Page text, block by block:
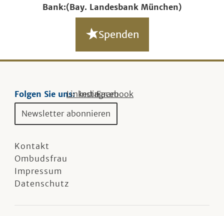
Bank:(Bay. Landesbank München)
Spenden
Folgen Sie uns:Linkedin
Instagram
Facebook
Newsletter abonnieren
Kontakt
Ombudsfrau
Impressum
Datenschutz